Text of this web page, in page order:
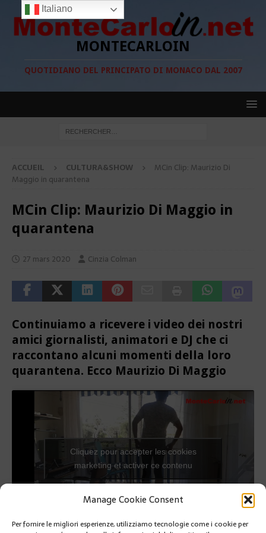
Manage Cookie Consent
Per fornire le migliori esperienze, utilizziamo tecnologie come i cookie per
MONTECARLOIN
QUOTIDIANO DEL PRINCIPATO DI MONACO DAL 2007
ACCUEIL CULTURA&SHOW
MCin Clip: Maurizio Di
Maggio in quarantena
MCin Clip: Maurizio Di Maggio in
quarantena
27 mars 2020 Cinzia Colman
Continuiamo a ricevere i video dei nostri
amici giornalisti, animatori e DJ che ci
raccontano alcuni momenti della loro
quarantena. Ecco Maurizio Di Maggio
Cliquez pour accepter les cookies
marketing et activer ce contenu
Italiano